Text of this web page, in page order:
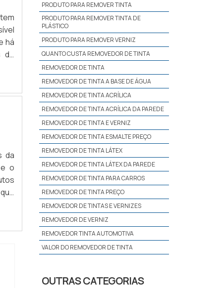
há
de
da
o
PRODUTO PARA REMOVER TINTA
PRODUTO PARA REMOVER TINTA DE
PLÁSTICO
PRODUTO PARA REMOVER VERNIZ
QUANTO CUSTA REMOVEDOR DE TINTA
REMOVEDOR DE TINTA
REMOVEDOR DE TINTA A BASE DE ÁGUA
REMOVEDOR DE TINTA ACRÍLICA
REMOVEDOR DE TINTA ACRÍLICA DA PAREDE
REMOVEDOR DE TINTA E VERNIZ
REMOVEDOR DE TINTA ESMALTE PREÇO
REMOVEDOR DE TINTA LÁTEX
REMOVEDOR DE TINTA LÁTEX DA PAREDE
REMOVEDOR DE TINTA PARA CARROS
REMOVEDOR DE TINTA PREÇO
REMOVEDOR DE TINTAS E VERNIZES
REMOVEDOR DE VERNIZ
REMOVEDOR TINTA AUTOMOTIVA
VALOR DO REMOVEDOR DE TINTA
OUTRAS CATEGORIAS